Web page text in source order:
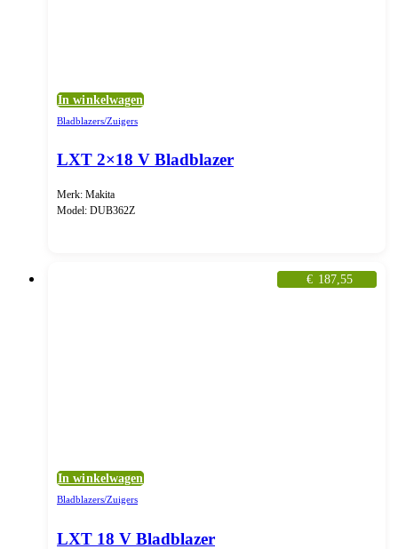
In winkelwagen
Bladblazers/Zuigers
LXT 2×18 V Bladblazer
Merk: Makita
Model: DUB362Z
€ 187,55
In winkelwagen
Bladblazers/Zuigers
LXT 18 V Bladblazer